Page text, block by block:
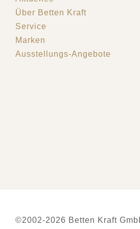
Über Betten Kraft
Service
Marken
Ausstellungs-Angebote
©2002-2026 Betten Kraft